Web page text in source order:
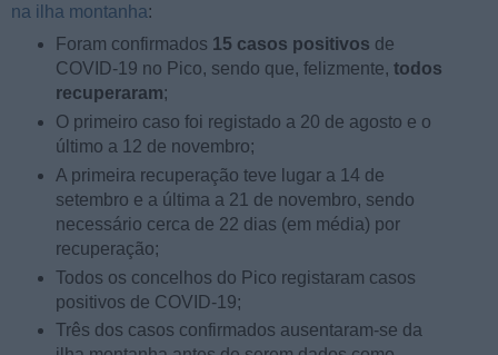
na ilha montanha:
Foram confirmados 15 casos positivos de
COVID-19 no Pico, sendo que, felizmente, todos
recuperaram;
O primeiro caso foi registado a 20 de agosto e o
último a 12 de novembro;
A primeira recuperação teve lugar a 14 de
setembro e a última a 21 de novembro, sendo
necessário cerca de 22 dias (em média) por
recuperação;
Todos os concelhos do Pico registaram casos
positivos de COVID-19;
Três dos casos confirmados ausentaram-se da